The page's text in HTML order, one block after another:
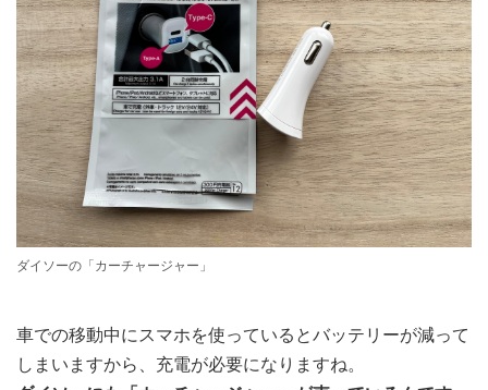
ダイソーの「カーチャージャー」
車での移動中にスマホを使っているとバッテリーが減って
しまいますから、充電が必要になりますね。